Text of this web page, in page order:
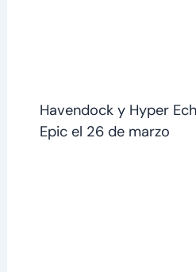
Havendock y Hyper
Epic el 26 de marzo